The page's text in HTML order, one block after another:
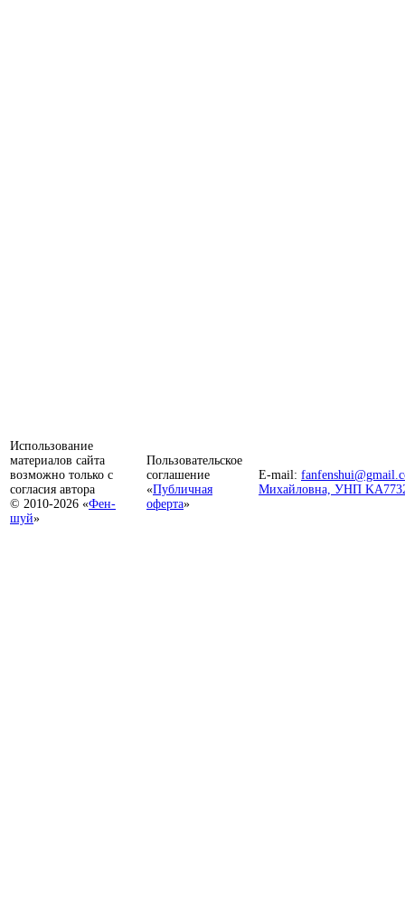
Использование
материалов сайта
возможно только с
согласия автора
© 2010-2026 «Фен-
шуй»
Пользовательское
соглашение
«Публичная
оферта»
E-mail:
Михайловна, УНП